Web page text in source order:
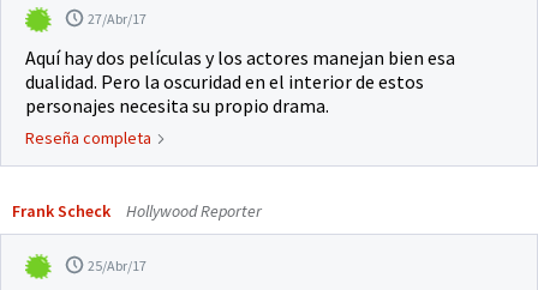
27/Abr/17
Aquí hay dos películas y los actores manejan bien esa
dualidad. Pero la oscuridad en el interior de estos
personajes necesita su propio drama.
Reseña completa
Frank Scheck Hollywood Reporter
25/Abr/17